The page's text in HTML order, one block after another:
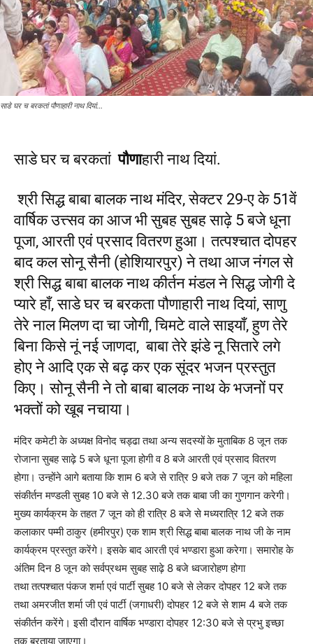
साडे घर च बरकतां पौणाहारी नाथ दियां...
साडे घर च बरकतांपौणाहारी नाथ दियां.
श्री सिद्ध बाबा बालक नाथ मंदिर, सेक्टर 29-ए के 51वें
वार्षिक उत्त्सव का आज भी सुबह सुबह साढ़े 5 बजे धूना
पूजा, आरती एवं प्रसाद वितरण हुआ। तत्पश्चात दोपहर
बाद कल सोनू सैनी (होशियारपुर) ने तथा आज नंगल से
श्री सिद्ध बाबा बालक नाथ कीर्तन मंडल ने सिद्ध जोगी दे
प्यारे हाँ, साडे घर च बरकता पौणाहारी नाथ दियां, साणु
तेरे नाल मिलण दा चा जोगी, चिमटे वाले साइयाँ, हुण तेरे
बिना किसे नूं नई जाणदा, बाबा तेरे झंडे नू सितारे लगे
होए ने आदि एक से बढ़ कर एक सूंदर भजन प्रस्तुत
किए। सोनू सैनी ने तो बाबा बालक नाथ के भजनों पर
भक्तों को खूब नचाया।
मंदिर कमेटी के अध्यक्ष विनोद चड्ढा तथा अन्य सदस्योंके मुताबिक 8 जून तक
रोजाना सुबह साढ़े 5 बजे धूना पूजा होगी व 8 बजे आरती एवं प्रसाद वितरण
होगा। उन्होंने आगे बताया कि शाम 6 बजे से रात्रि 9 बजे तक 7 जून को महिला
संकीर्तन मण्डली सुबह 10 बजे से 12.30 बजे तक बाबा जी का गुणगान करेगी।
मुख्य कार्यक्रम के तहत 7 जून को ही रात्रि 8 बजे से मध्यरात्रि 12 बजे तक
कलाकार पम्मी ठाकुर (हमीरपुर) एक शाम श्री सिद्ध बाबा बालक नाथ जी के नाम
कार्यक्रम प्रस्तुत करेंगे। इसके बाद आरती एवं भण्डारा हुआ करेगा। समारोह के
अंतिम दिन 8 जून को सर्वप्रथम सुबह साढ़े 8 बजे ध्वजारोहण होगा
तथातत्पश्चातपंकज शर्मा एवं पार्टी सुबह 10 बजे से लेकर दोपहर 12 बजे तक
तथा अमरजीत शर्मा जी एवं पार्टी (जगाधरी) दोपहर 12 बजे से शाम 4 बजे तक
संकीर्तन करेंगे। इसी दौरान वार्षिक भण्डारा दोपहर 12:30 बजे से प्रभु इच्छा
तक बरताया जाएगा।